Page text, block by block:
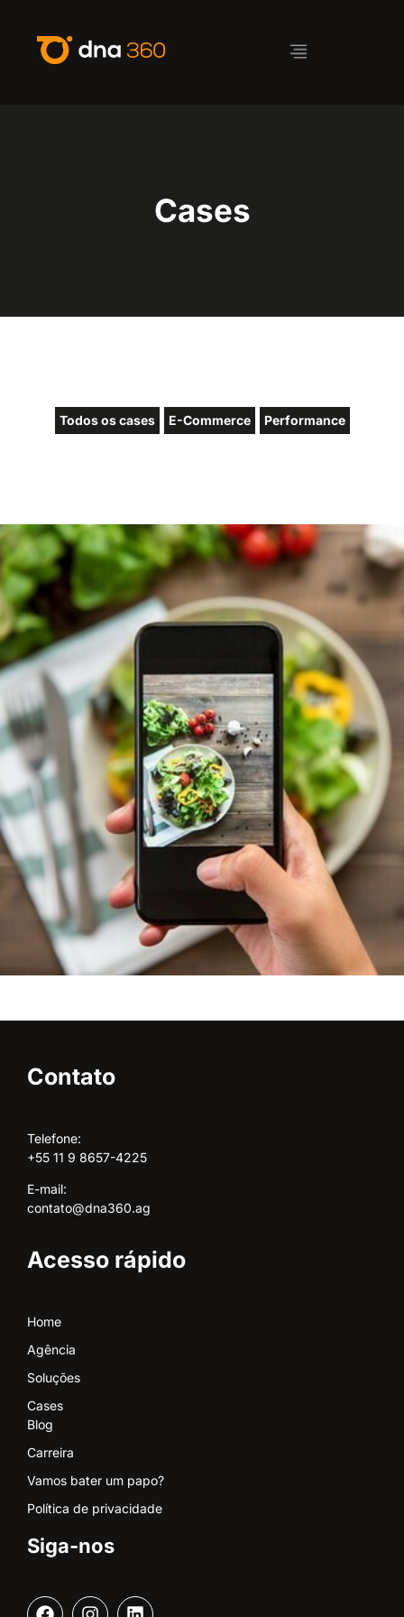
Cases
Todos os cases E-Commerce Performance
Contato
Telefone:
+55 11 9 8657-4225
E-mail:
contato@dna360.ag
Acesso rápido
Home
Agência
Soluções
Cases
Blog
Carreira
Vamos bater um papo?
Política de privacidade
Siga-nos